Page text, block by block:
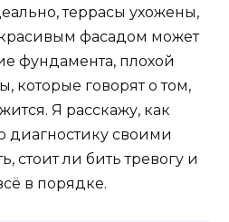
террасы ухожены,
фасадом может
фундамента, плохой
которые говорят о том,
Я расскажу, как
диагностику своими
стоит ли бить тревогу и
в порядке.